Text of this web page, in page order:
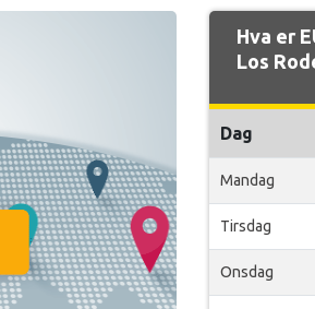
Hva er
Los
Dag
Mandag
Tirsdag
Onsdag